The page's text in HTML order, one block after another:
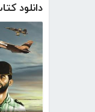
دانلود